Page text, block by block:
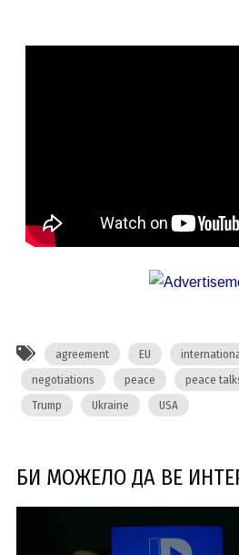
agreement EU
negotiations
peace peace
Trump
Ukraine USA
БИ МОЖЕЛО ДА ВЕ